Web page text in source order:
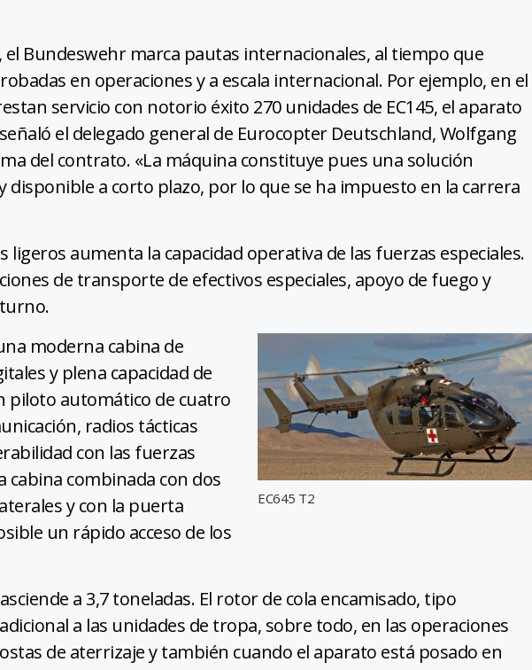
el Bundeswehr marca pautas internacionales, al tiempo que
en operaciones y a escala internacional. Por ejemplo, en el
servicio con notorio éxito 270 unidades de EC145, el aparato
señaló el delegado general de Eurocopter Deutschland, Wolfgang
del contrato. «La máquina constituye pues una solución
disponible a corto plazo, por lo que se ha impuesto en la carrera
ligeros aumenta la capacidad operativa de las fuerzas especiales.
de transporte de efectivos especiales, apoyo de fuego y
EC645 T2
moderna cabina de
y plena capacidad de
piloto automático de cuatro
radios tácticas
con las fuerzas
cabina combinada con dos
y con la puerta
un rápido acceso de los
a 3,7 toneladas. El rotor de cola encamisado, tipo
a las unidades de tropa, sobre todo, en las operaciones
de aterrizaje y también cuando el aparato está posado en